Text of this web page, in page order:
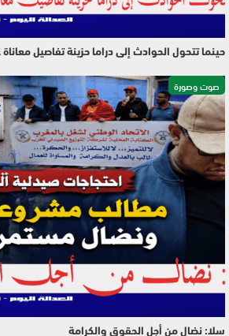
حينما تتحول الحوادث إلى دراما حزينة تفاصيل
صوت وصورة
سلا: نضال من أجل الحقوق والكرامة